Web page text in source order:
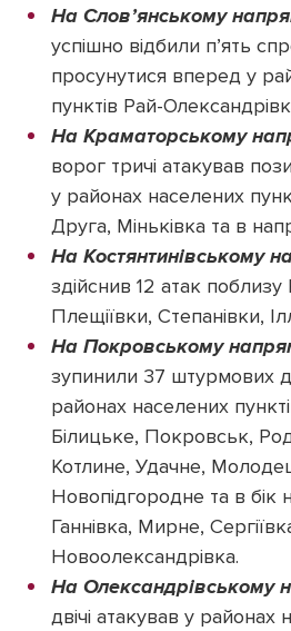
На Слов’янському
успішно відбили п’ять
просунутися вперед у
пунктів Рай-
На Краматорському
ворог тричі атакував
у районах населених
Друга, Міньківка та в
На Костянтинівському
здійснив 12 атак поблизу
Плещіївки, Степанівки,
На Покровському
зупинили 37 штурмових
районах населених
Білицьке, Покровськ,
Котлине, Удачне,
Новопідгородне та в бік
Ганнівка, Мирне,
Новоолександрівка.
На Олександрівському
двічі атакував у районах